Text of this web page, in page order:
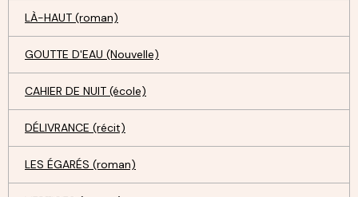
LÀ-HAUT (roman)
GOUTTE D'EAU (Nouvelle)
CAHIER DE NUIT (école)
DÉLIVRANCE (récit)
LES ÉGARÉS (roman)